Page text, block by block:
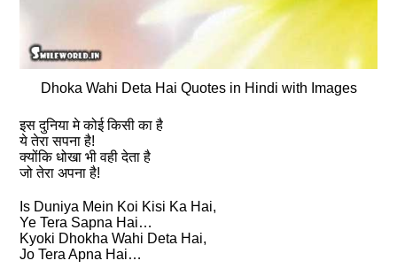
Dhoka Wahi Deta Hai Quotes in Hindi with Images
इस दुनिया मे कोई किसी का है
ये तेरा सपना है!
क्योंकि धोखा भी वही देता है
जो तेरा अपना है!
Is Duniya Mein Koi Kisi Ka Hai,
Ye Tera Sapna Hai…
Kyoki Dhokha Wahi Deta Hai,
Jo Tera Apna Hai…